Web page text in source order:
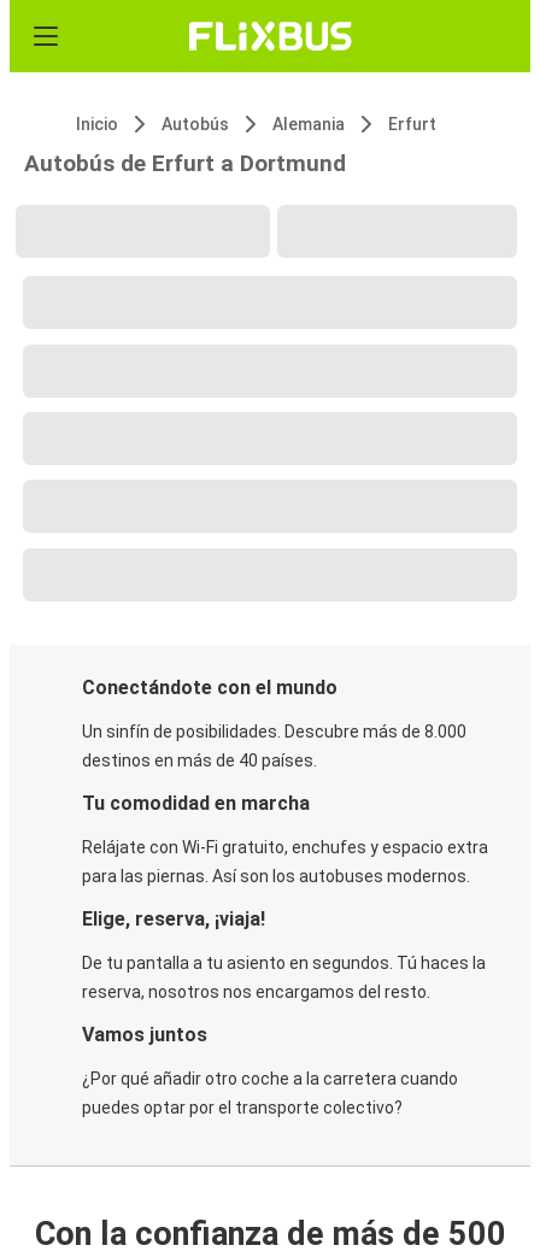
Inicio Autobús Alemania Erfurt
Autobús de Erfurt a Dortmund
Conectándote con el mundo
Un sinfín de posibilidades. Descubre más de 8.000
destinos en más de 40 países.
Tu comodidad en marcha
Relájate con Wi-Fi gratuito, enchufes y espacio extra
para las piernas. Así son los autobuses modernos.
Elige, reserva, ¡viaja!
De tu pantalla a tu asiento en segundos. Tú haces la
reserva, nosotros nos encargamos del resto.
Vamos juntos
¿Por qué añadir otro coche a la carretera cuando
puedes optar por el transporte colectivo?
Con la confianza de más de 500